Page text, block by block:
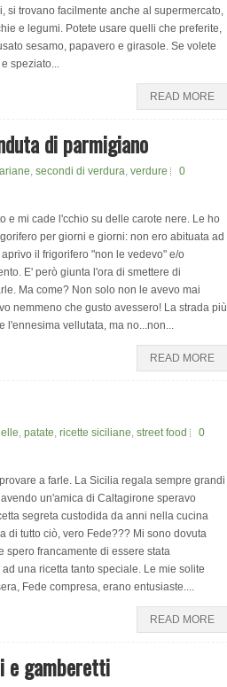
si trovano facilmente anche al supermercato,
e legumi. Potete usare quelli che preferite,
sesamo, papavero e girasole. Se volete
speziato...
READ MORE
di parmigiano
, secondi di verdura, verdure
0
e mi cade l'cchio su delle carote nere. Le ho
per giorni e giorni: non ero abituata ad
il frigorifero "non le vedevo" e/o
E' però giunta l'ora di smettere di
Ma come? Non solo non le avevo mai
nemmeno che gusto avessero! La strada più
l'ennesima vellutata, ma no...non...
READ MORE
, patate, ricette siciliane, street food
0
a farle. La Sicilia regala sempre grandi
un'amica di Caltagirone speravo
segreta custodida da anni nella cucina
di tutto ciò, vero Fede??? Mi sono dovuta
spero francamente di essere stata
una ricetta tanto speciale. Le mie solite
Fede compresa, erano entusiaste....
READ MORE
e gamberetti